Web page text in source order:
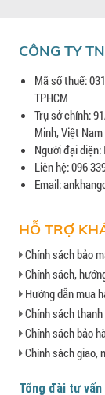
CÔNG TY
Mã số thuế:
TPHCM
Trụ sở chính:
Minh, Việt Nam
Người đại
Liên hệ: 096
Email:
HỖ TRỢ
Chính sách bảo
Chính sách,
Hướng dẫn mua
Chính sách
Chính sách bảo
Chính sách giao,
Tổng đài tư